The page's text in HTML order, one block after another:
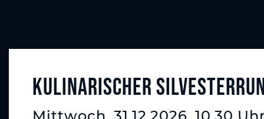
Kulinarischer
Mittwoch, 31.12.2026, 10.30 Uhr